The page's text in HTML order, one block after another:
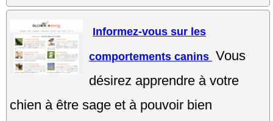
Informez-vous sur les
comportements canins Vous
désirez apprendre à votre
chien à être sage et à pouvoir bien